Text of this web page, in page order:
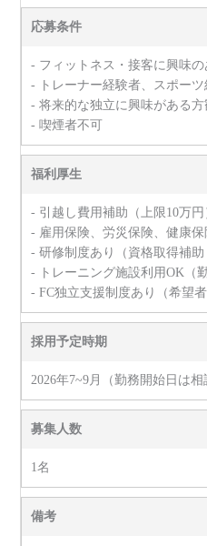
応募条件
- フィットネス・接客に興味の
- トレーナー経験者、スポーツ
- 将来的な独立に興味がある方
- 喫煙者不可
福利厚生
- 引越し費用補助（上限10万円
- 雇用保険、労災保険、健康
- 研修制度あり（資格取得補助
- トレーニング施設利用OK（
- FC独立支援制度あり（希望者
採用予定時期
2026年7~9月（勤務開始日は相
募集人数
1名
備考